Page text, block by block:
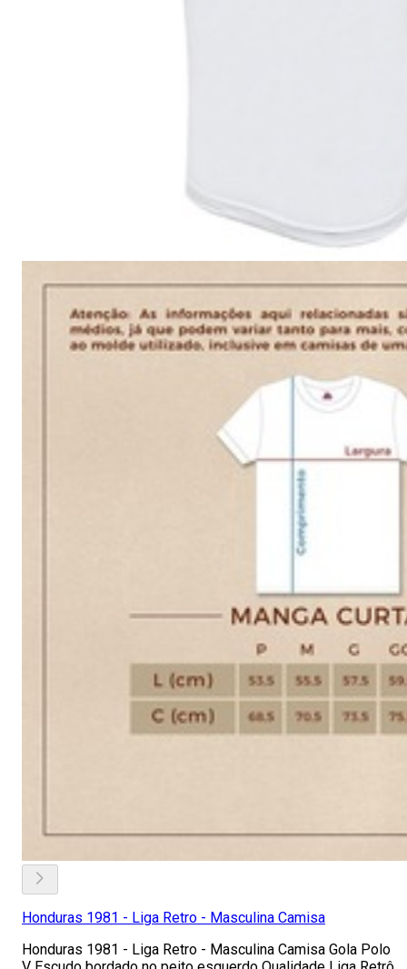
Honduras 1981 - Liga Retro - Masculina Camisa
Honduras 1981 - Liga Retro - Masculina Camisa Gola Polo